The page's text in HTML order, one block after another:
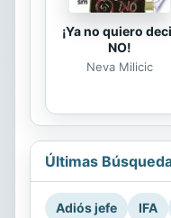
¡Ya no quiero
NO!
Neva Milicic
Últimas
Adiós jefe IFA